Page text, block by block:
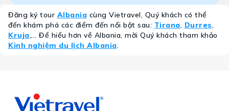
Đăng ký tour Albania cùng Vietravel, Quý khách có thể
đến khám phá các điểm đến nổi bật sau: Tirana, Durres,
Kruja,... Để hiểu hơn về Albania, mời Quý khách tham khảo
Kinh nghiệm du lịch Albania.